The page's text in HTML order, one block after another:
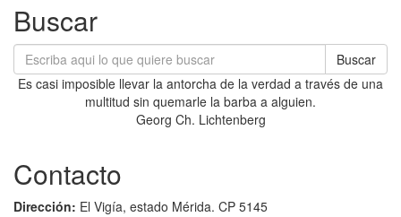
Buscar
Buscar
Es casi imposible llevar la antorcha de la verdad a través de una
multitud sin quemarle la barba a alguien.
Georg Ch. Lichtenberg
Contacto
Dirección: El Vigía, estado Mérida. CP 5145